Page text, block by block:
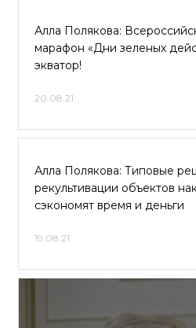
Алла Полякова:
марафон «Дни зеленых
экватор!
20.08.21
Алла Полякова: Типовые
рекультивации объектов
сэкономят время и деньги
19.08.21